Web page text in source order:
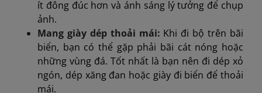
ít đông đúc hơn và ánh sáng lý tưởng để chụp
ảnh.
Mang giày dép thoải mái: Khi đi bộ trên bãi
biển, bạn có thể gặp phải bãi cát nóng hoặc
những vùng đá. Tốt nhất là bạn nên đi dép xỏ
ngón, dép xăng đan hoặc giày đi biển để thoải
mái.